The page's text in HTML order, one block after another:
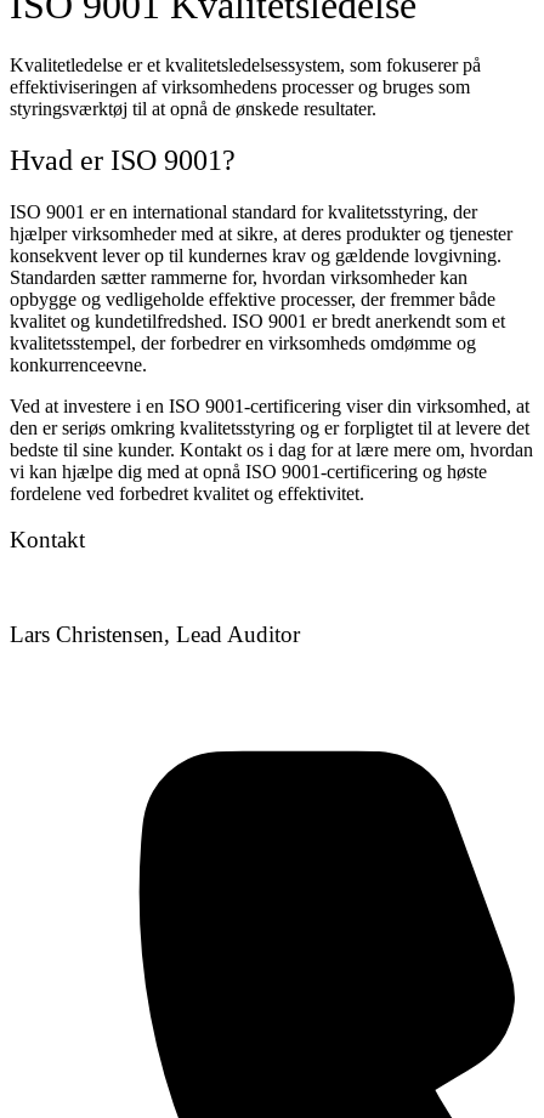
Kvalitetledelse er et kvalitetsledelsessystem, som fokuserer på
effektiviseringen af virksomhedens processer og bruges som
styringsværktøj til at opnå de ønskede resultater.
Hvad er ISO 9001?
ISO 9001 er en international standard for kvalitetsstyring, der
hjælper virksomheder med at sikre, at deres produkter og tjenester
konsekvent lever op til kundernes krav og gældende lovgivning.
Standarden sætter rammerne for, hvordan virksomheder kan
opbygge og vedligeholde effektive processer, der fremmer både
kvalitet og kundetilfredshed. ISO 9001 er bredt anerkendt som et
kvalitetsstempel, der forbedrer en virksomheds omdømme og
konkurrenceevne.
Ved at investere i en ISO 9001-certificering viser din virksomhed, at
den er seriøs omkring kvalitetsstyring og er forpligtet til at levere det
bedste til sine kunder. Kontakt os i dag for at lære mere om, hvordan
vi kan hjælpe dig med at opnå ISO 9001-certificering og høste
fordelene ved forbedret kvalitet og effektivitet.
Kontakt
Lars Christensen, Lead Auditor